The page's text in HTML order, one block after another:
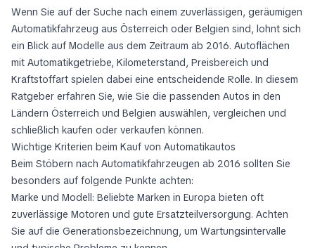
Wenn Sie auf der Suche nach einem zuverlässigen, geräumigen
Automatikfahrzeug aus Österreich oder Belgien sind, lohnt sich
ein Blick auf Modelle aus dem Zeitraum ab 2016. Autoflächen
mit Automatikgetriebe, Kilometerstand, Preisbereich und
Kraftstoffart spielen dabei eine entscheidende Rolle. In diesem
Ratgeber erfahren Sie, wie Sie die passenden Autos in den
Ländern Österreich und Belgien auswählen, vergleichen und
schließlich kaufen oder verkaufen können.
Wichtige Kriterien beim Kauf von Automatikautos
Beim Stöbern nach Automatikfahrzeugen ab 2016 sollten Sie
besonders auf folgende Punkte achten:
Marke und Modell: Beliebte Marken in Europa bieten oft
zuverlässige Motoren und gute Ersatzteilversorgung. Achten
Sie auf die Generationsbezeichnung, um Wartungsintervalle